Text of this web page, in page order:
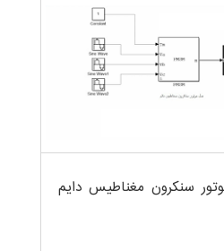
سنکرون مغناطیس دایم